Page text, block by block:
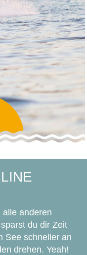
alle anderen
du dir Zeit
See schneller an
drehen. Yeah!